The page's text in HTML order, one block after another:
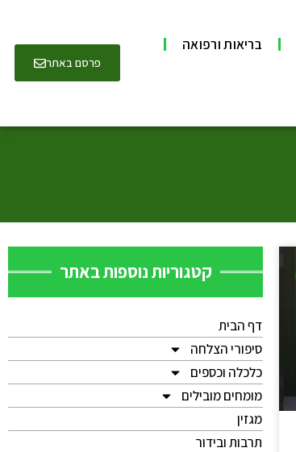
בריאות ורפואה
פרסם באתר
קטגוריות נוספות באתר
דף הבית
סיפורי הצלחה
כלכלה וכספים
מומחים מובילים
מגזין
תרבות ובידור